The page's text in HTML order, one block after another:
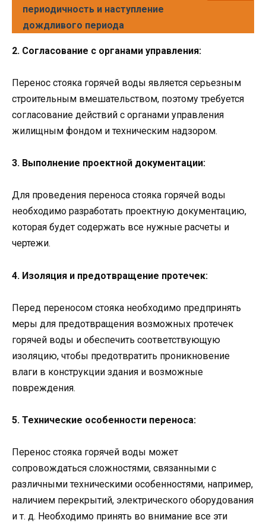
периодичность и наступление
дождливого периода
2. Согласование с органами управления:
Перенос стояка горячей воды является серьезным
строительным вмешательством, поэтому требуется
согласование действий с органами управления
жилищным фондом и техническим надзором.
3. Выполнение проектной документации:
Для проведения переноса стояка горячей воды
необходимо разработать проектную документацию,
которая будет содержать все нужные расчеты и
чертежи.
4. Изоляция и предотвращение протечек:
Перед переносом стояка необходимо предпринять
меры для предотвращения возможных протечек
горячей воды и обеспечить соответствующую
изоляцию, чтобы предотвратить проникновение
влаги в конструкции здания и возможные
повреждения.
5. Технические особенности переноса:
Перенос стояка горячей воды может
сопровождаться сложностями, связанными с
различными техническими особенностями, например,
наличием перекрытий, электрического оборудования
и т. д. Необходимо принять во внимание все эти